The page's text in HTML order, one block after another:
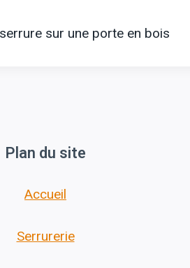
sur une porte en bois
Plan du site
Accueil
Serrurerie